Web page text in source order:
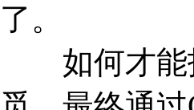
了。
如何才能找